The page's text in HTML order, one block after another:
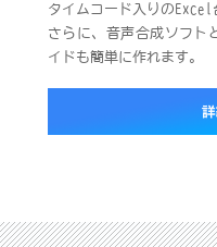
タイムコード入りのExcel
さらに、音声合成ソフト
イドも簡単に作れます。